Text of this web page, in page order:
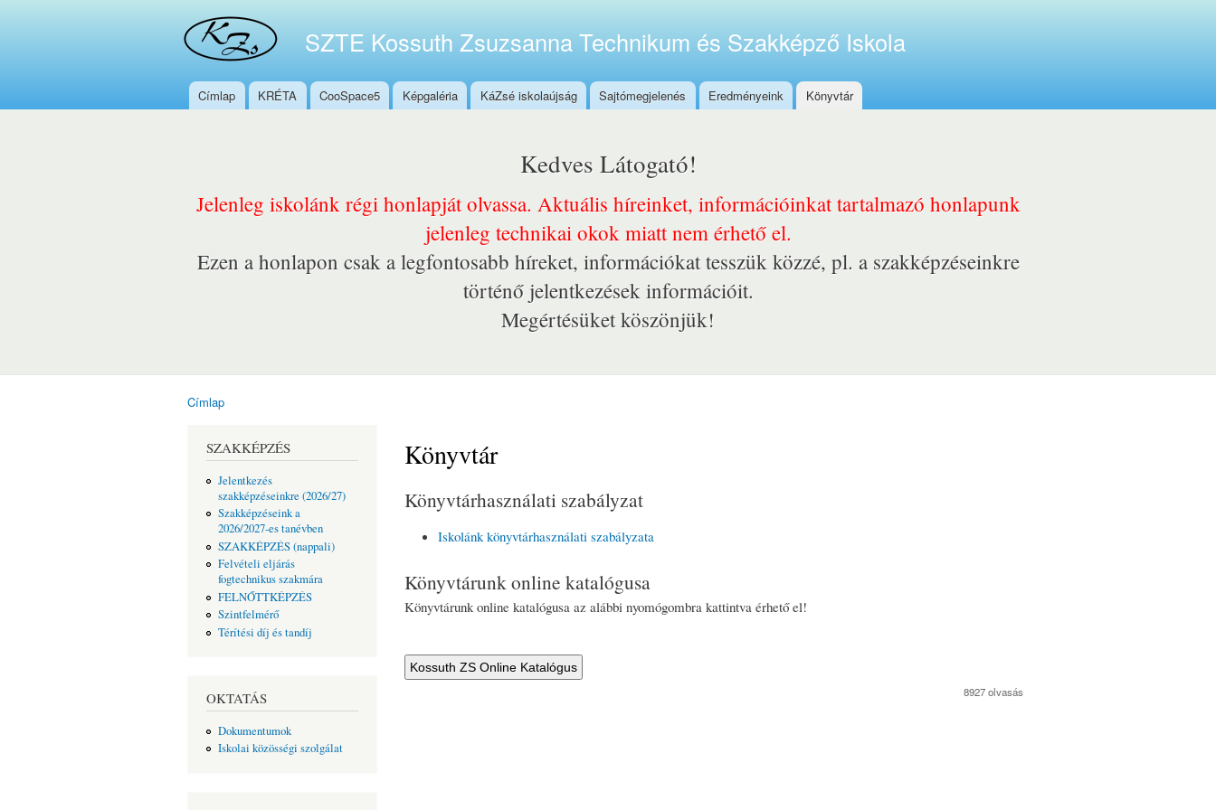
tartalomra
SZTE Kossuth Zsuzsanna Technikum és Szakképző Iskola
Főmenü
Címlap KRÉTA CooSpace5 Képgaléria KáZsé iskolaújság Sajtómegjelenés Eredményeink Könyvtár
Kedves Látogató!
Jelenleg iskolánk régi honlapját olvassa. Aktuális híreinket, információinkat tartalmazó honlapunk
jelenleg technikai okok miatt nem érhető el.
Ezen a honlapon csak a legfontosabb híreket, információkat tesszük közzé, pl. a szakképzéseinkre
történő jelentkezések információit.
Megértésüket köszönjük!
Címlap
SZAKKÉPZÉS
Jelentkezés
szakképzéseinkre (2026/27)
Szakképzéseink a
2026/2027-es tanévben
SZAKKÉPZÉS (nappali)
Felvételi eljárás
fogtechnikus szakmára
FELNŐTTKÉPZÉS
Szintfelmérő
Térítési díj és tandíj
OKTATÁS
Dokumentumok
Iskolai közösségi szolgálat
Könyvtár
Könyvtárhasználati szabályzat
Iskolánk könyvtárhasználati szabályzata
Könyvtárunk online katalógusa
Könyvtárunk online katalógusa az alábbi nyomógombra kattintva érhető el!
8927 olvasás